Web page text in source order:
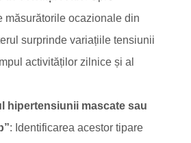
măsurătorile ocazionale din
surprinde variațiile tensiunii
activităților zilnice și al
hipertensiunii mascate sau
: Identificarea acestor tipare